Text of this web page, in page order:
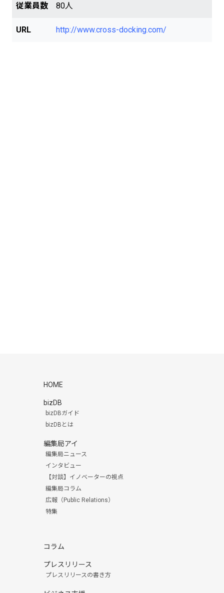
従業員数 80人
URL http://www.cross-docking.com/
HOME
bizDB
bizDBガイド
bizDBとは
編集局アイ
編集局ニュース
インタビュー
【対談】イノベーターの視点
編集局コラム
広報（Public Relations）
特集
コラム
プレスリリース
プレスリリースの書き方